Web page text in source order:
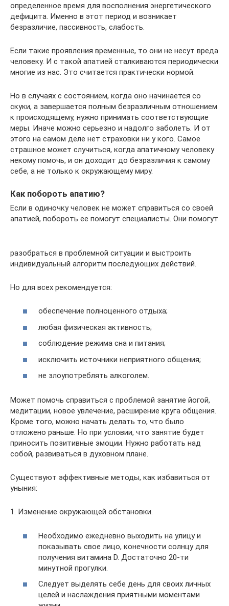
определенное время для восполнения энергетического
дефицита. Именно в этот период и возникает
безразличие, пассивность, слабость.
Если такие проявления временные, то они не несут вреда
человеку. И с такой апатией сталкиваются периодически
многие из нас. Это считается практически нормой.
Но в случаях с состоянием, когда оно начинается со
скуки, а завершается полным безразличным отношением
к происходящему, нужно принимать соответствующие
меры. Иначе можно серьезно и надолго заболеть. И от
этого на самом деле нет страховки ни у кого. Самое
страшное может случиться, когда апатичному человеку
некому помочь, и он доходит до безразличия к самому
себе, а не только к окружающему миру.
Как побороть апатию?
Если в одиночку человек не может справиться со своей
апатией, побороть ее помогут специалисты. Они помогут
разобраться в проблемной ситуации и выстроить
индивидуальный алгоритм последующих действий.
Но для всех рекомендуется:
обеспечение полноценного отдыха;
любая физическая активность;
соблюдение режима сна и питания;
исключить источники неприятного общения;
не злоупотреблять алкоголем.
Может помочь справиться с проблемой занятие йогой,
медитации, новое увлечение, расширение круга общения.
Кроме того, можно начать делать то, что было
отложено раньше. Но при условии, что занятие будет
приносить позитивные эмоции. Нужно работать над
собой, развиваться в духовном плане.
Существуют эффективные методы, как избавиться от
уныния:
1. Изменение окружающей обстановки.
Необходимо ежедневно выходить на улицу и
показывать свое лицо, конечности солнцу для
получения витамина D. Достаточно 20-ти
минутной прогулки.
Следует выделять себе день для своих личных
целей и наслаждения приятными моментами